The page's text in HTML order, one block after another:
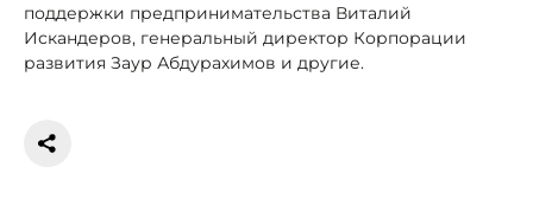
поддержки предпринимательства Виталий
Искандеров, генеральный директор Корпорации
развития Заур Абдурахимов и другие.